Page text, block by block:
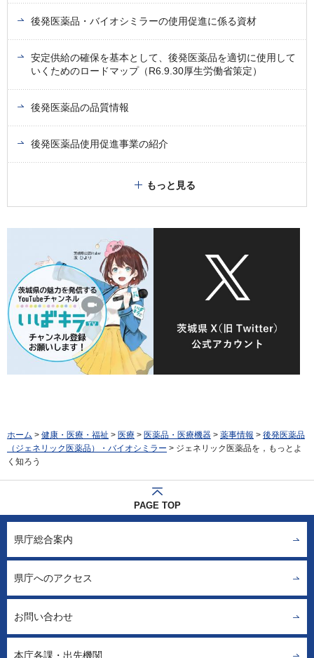
後発医薬品・バイオシミラーの使用促進に係る資材
安定供給の確保を基本として、後発医薬品を適切に使用して
いくためのロードマップ（R6.9.30厚生労働省策定）
後発医薬品の品質情報
後発医薬品使用促進事業の紹介
もっと見る
ホーム > 健康・医療・福祉 > 医療 > 医薬品・医療機器 > 薬事情報 > 後発医薬品
（ジェネリック医薬品）・バイオシミラー > ジェネリック医薬品を，もっとよ
く知ろう
PAGE TOP
県庁総合案内
県庁へのアクセス
お問い合わせ
本庁各課・出先機関